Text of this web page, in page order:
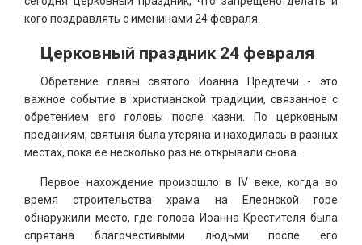
кого поздравлять с именинами 24 февраля.
Церковный праздник 24 февраля
Обретение главы святого Иоанна Предтечи - это
важное событие в христианской традиции, связанное с
обретением его головы после казни. По церковным
преданиям, святыня была утеряна и находилась в разных
местах, пока ее несколько раз не открывали снова.
Первое нахождение произошло в IV веке, когда во
время строительства храма на Елеонской горе
обнаружили место, где голова Иоанна Крестителя была
спрятана благочестивыми людьми после его